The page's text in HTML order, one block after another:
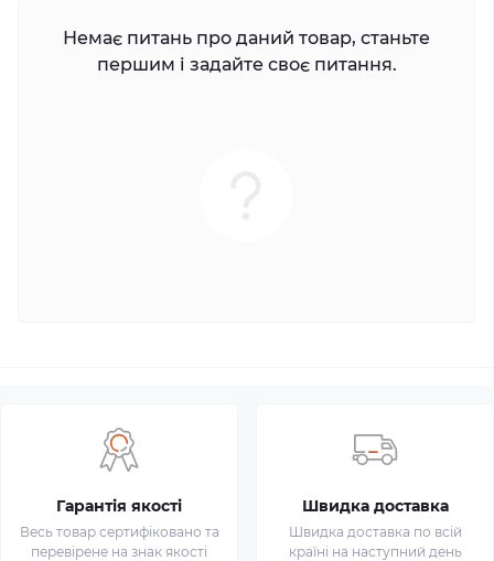
Немає питань про даний товар, станьте
першим і задайте своє питання.
Гарантія якості
Весь товар сертифіковано та
перевірене на знак якості
Швидка доставка
Швидка доставка по всій
країні на наступний день